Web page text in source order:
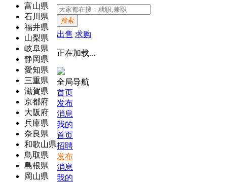
富山県
石川県
福井県
山梨県
岐阜県
静岡県
愛知県
三重県
滋賀県
京都府
大阪府
兵庫県
奈良県
和歌山県
鳥取県
島根県
岡山県
搜索
出售 求购
正在加载...
全局导航
首页
发布
消息
我的
首页
招聘
发布
消息
我的